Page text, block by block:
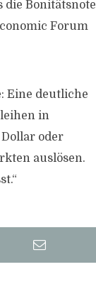
die Bonitätsnote
Forum
Eine deutliche
in
oder
auslösen.